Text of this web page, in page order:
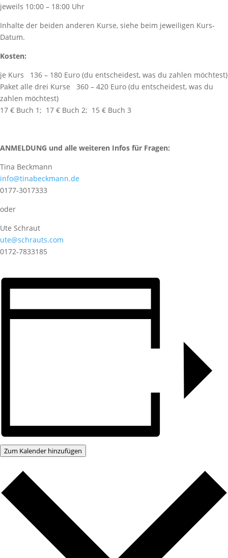
jeweils 10:00 – 18:00 Uhr
Inhalte der beiden anderen Kurse, siehe beim jeweiligen Kurs-
Datum.
Kosten:
je Kurs
136 – 180 Euro (du entscheidest, was du zahlen möchtest)
Paket alle drei Kurse
360 – 420 Euro (du entscheidest, was du
zahlen möchtest)
17 € Buch 1; 17 € Buch 2; 15 € Buch 3
ANMELDUNG und alle weiteren Infos für Fragen:
Tina Beckmann
info@tinabeckmann.de
0177-3017333
oder
Ute Schraut
ute@schrauts.com
0172-7833185
Zum Kalender hinzufügen